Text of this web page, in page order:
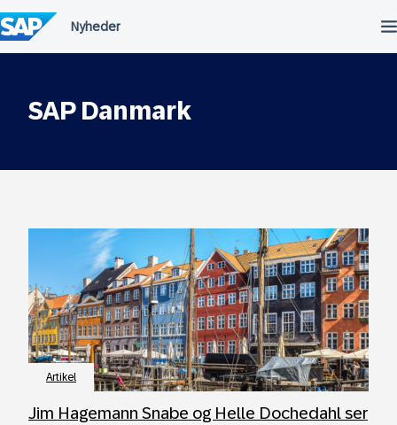
til
indholdet
SAP Danmark
Artikel
Jim Hagemann Snabe og Helle Dochedahl ser